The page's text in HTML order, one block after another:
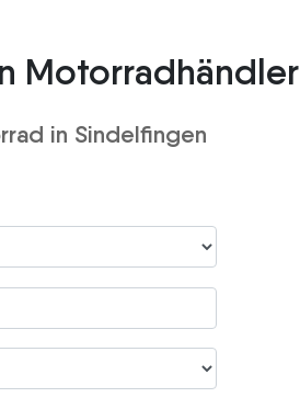
Motorradhändler
in Sindelfingen